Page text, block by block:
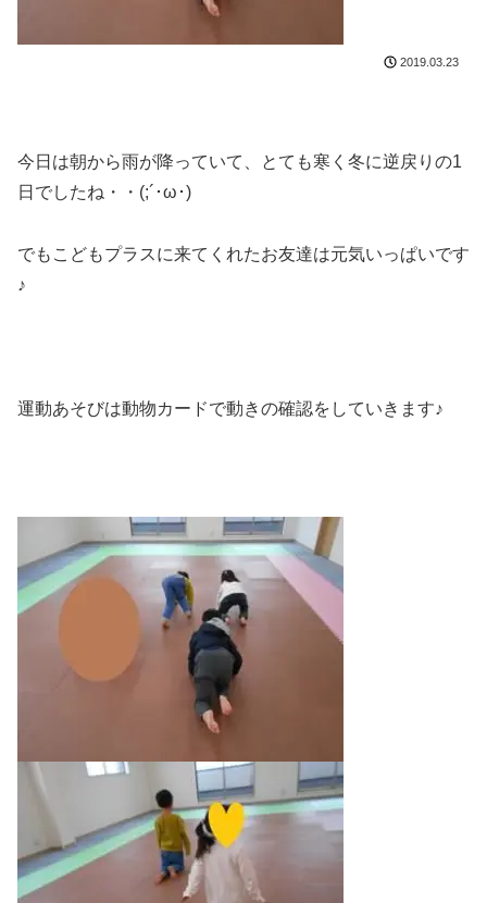
2019.03.23
今日は朝から雨が降っていて、とても寒く冬に逆戻りの1
日でしたね・・(;´･ω･)
でもこどもプラスに来てくれたお友達は元気いっぱいです
♪
運動あそびは動物カードで動きの確認をしていきます♪